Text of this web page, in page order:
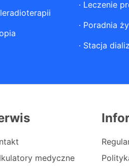
· Leczenie
· Poradnia
· Stacja dializ
medyczne